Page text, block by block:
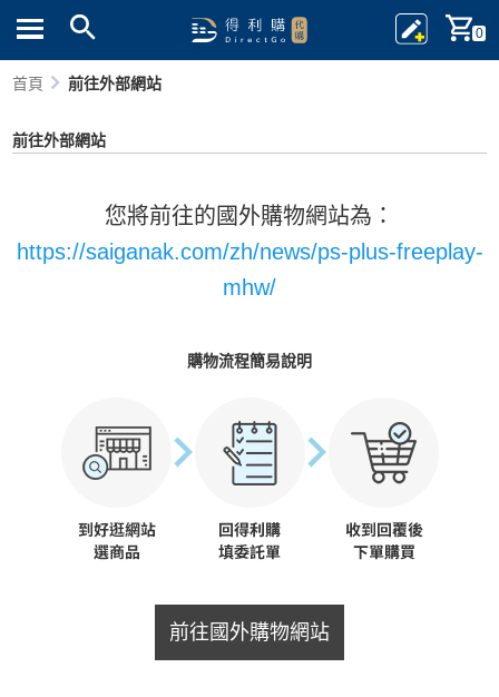
0
首頁 前往外部網站
前往外部網站
您將前往的國外購物網站為：
https://saiganak.com/zh/news/ps-plus-freeplay-
mhw/
購物流程簡易說明
前往國外購物網站